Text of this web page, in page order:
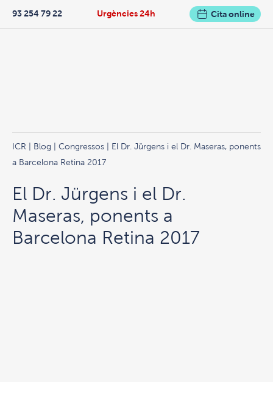
Urgències 24h
93 254 79 22 Cita online
ICR Blog Congressos | El Dr. Jürgens i el Dr. Maseras, ponents
a Barcelona Retina 2017
El Dr. Jürgens i el Dr.
Maseras, ponents a
Barcelona Retina 2017